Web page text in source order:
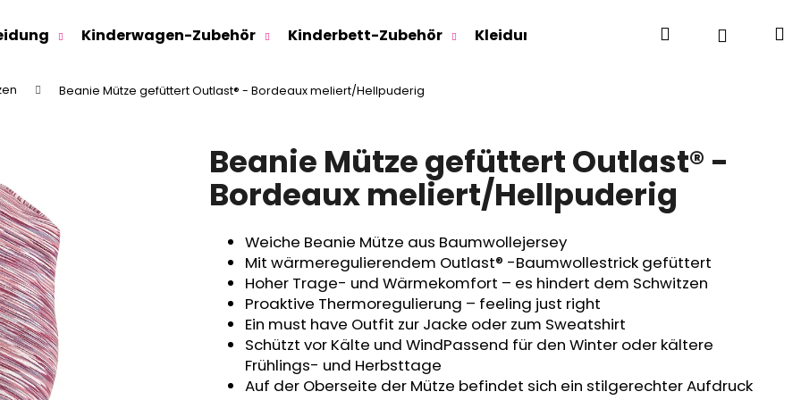
Kinderwagen-Zubehör Kinderbett-Zubehör Kleidung für Jugendliche Für
SuchenLogin
Beanie Mütze gefüttert Outlast® - Bordeaux meliert/Hellpuderig
Beanie Mütze gefüttert Outlast® -
Bordeaux meliert/Hellpuderig
Weiche Beanie Mütze aus Baumwollejersey
Mit wärmeregulierendem Outlast® -Baumwollestrick gefüttert
Hoher Trage- und Wärmekomfort – es hindert dem Schwitzen
Proaktive Thermoregulierung – feeling just right
Ein must have Outfit zur Jacke oder zum Sweatshirt
Schützt vor Kälte und WindPassend für den Winter oder kältere
Frühlings- und Herbsttage
Auf der Oberseite der Mütze befindet sich ein stilgerechter Aufdruck
Was suchen Sie?
SUCHEN
Wir empfehlen
- DENIM LÖWE
KINDERSITZUNTERLAGE OUTLAST® -